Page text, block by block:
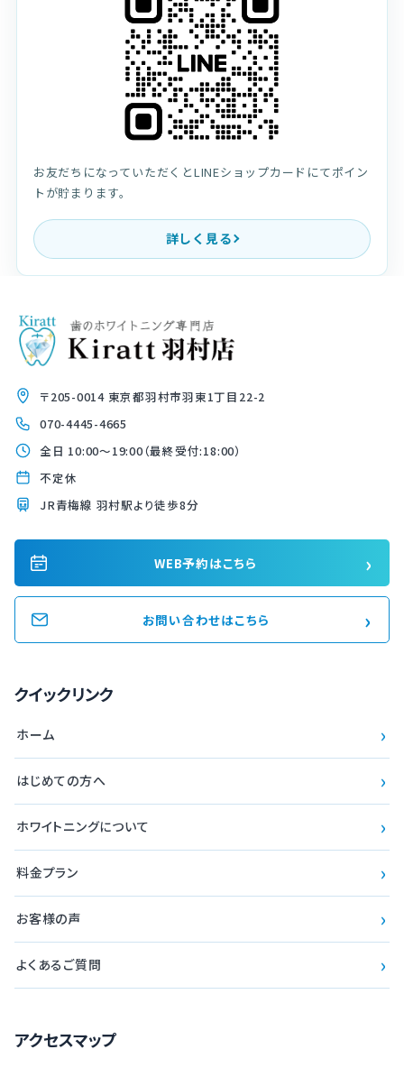
お友だちになっていただくとLINEショップカードにてポイン
トが貯まります。
詳しく見る
〒205-0014 東京都羽村市羽東1丁目22-2
070-4445-4665
全日 10:00〜19:00（最終受付:18:00）
不定休
JR青梅線 羽村駅より徒歩8分
WEB予約はこちら ›
お問い合わせはこちら ›
クイックリンク
ホーム ›
はじめての方へ ›
ホワイトニングについて ›
料金プラン ›
お客様の声 ›
よくあるご質問 ›
アクセスマップ